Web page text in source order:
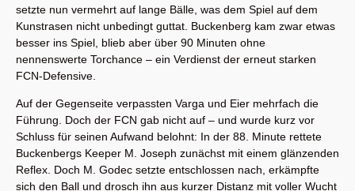
setzte nun vermehrt auf lange Bälle, was dem Spiel auf dem
Kunstrasen nicht unbedingt guttat. Buckenberg kam zwar etwas
besser ins Spiel, blieb aber über 90 Minuten ohne
nennenswerte Torchance – ein Verdienst der erneut starken
FCN-Defensive.
Auf der Gegenseite verpassten Varga und Eier mehrfach die
Führung. Doch der FCN gab nicht auf – und wurde kurz vor
Schluss für seinen Aufwand belohnt: In der 88. Minute rettete
Buckenbergs Keeper M. Joseph zunächst mit einem glänzenden
Reflex. Doch M. Godec setzte entschlossen nach, erkämpfte
sich den Ball und drosch ihn aus kurzer Distanz mit voller Wucht